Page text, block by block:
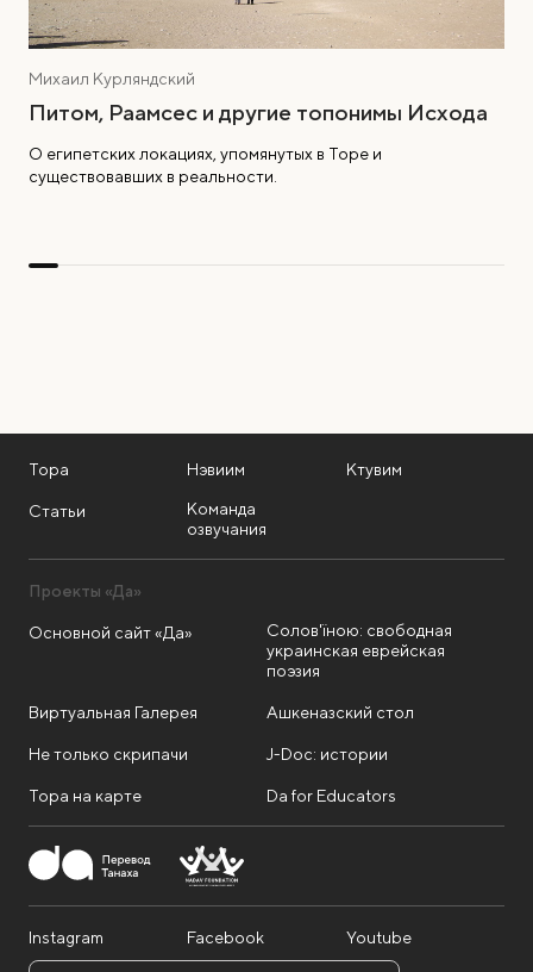
Михаил Курляндский
Питом, Раамсес и другие топонимы Исхода
О египетских локациях, упомянутых в Торе и
существовавших в реальности.
Тора Нэвиим Ктувим
Статьи
Команда
озвучания
Проекты «Да»
Основной сайт «Да»
Солов'їною: свободная
украинская еврейская
поэзия
Виртуальная Галерея Ашкеназский стол
Не только скрипачи J-Doc: истории
Тора на карте Da for Educators
Instagram Facebook Youtube